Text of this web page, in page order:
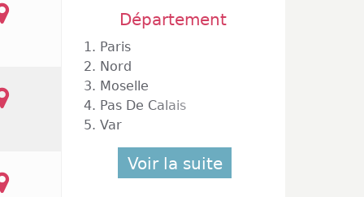
ces
et
fêtes
la
se
à
Département
1. Paris
2. Nord
3. Moselle
4. Pas De Calais
5. Var
Voir la suite